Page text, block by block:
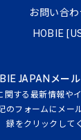
JAPANメー
関する最新情報や
のフォームにメー
録をクリックして
お問い合わ
HOBIE